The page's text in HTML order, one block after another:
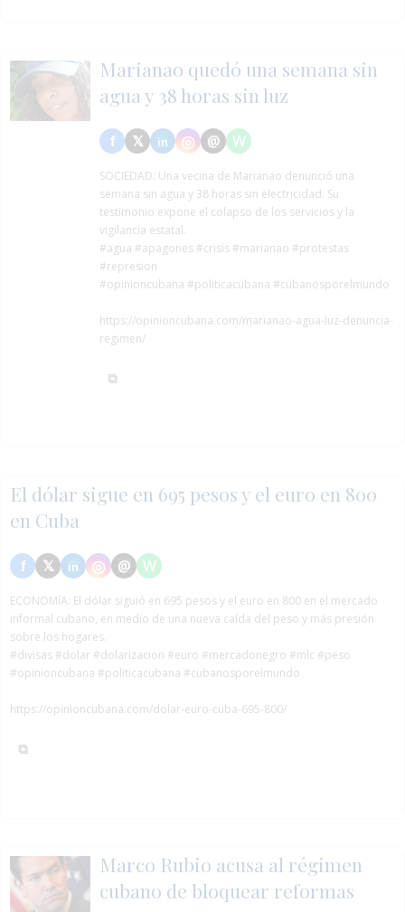
Marianao quedó una semana sin
agua y 38 horas sin luz
SOCIEDAD: Una vecina de Marianao denunció una
semana sin agua y 38 horas sin electricidad. Su
testimonio expone el colapso de los servicios y la
vigilancia estatal.
#agua #apagones #crisis #marianao #protestas
#represion
#opinioncubana #politicacubana #cubanosporelmundo
https://opinioncubana.com/marianao-agua-luz-denuncia-
regimen/
El dólar sigue en 695 pesos y el euro en 800
en Cuba
ECONOMíA: El dólar siguió en 695 pesos y el euro en 800 en el mercado
informal cubano, en medio de una nueva caída del peso y más presión
sobre los hogares.
#divisas #dolar #dolarizacion #euro #mercadonegro #mlc #peso
#opinioncubana #politicacubana #cubanosporelmundo
https://opinioncubana.com/dolar-euro-cuba-695-800/
Marco Rubio acusa al régimen
cubano de bloquear reformas